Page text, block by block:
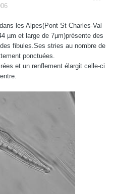
les Alpes(Pont St Charles-Val
µm et large de 7µm)présente des
fibules.Ses stries au nombre de
ponctuées.
et un renflement élargit celle-ci